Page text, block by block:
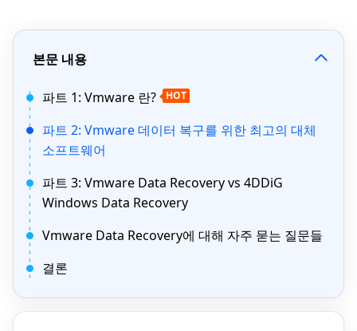
본문 내용
파트 1: Vmware 란? HOT
파트 2: Vmware 데이터 복구를 위한 최고의 대체
소프트웨어
파트 3: Vmware Data Recovery vs 4DDiG
Windows Data Recovery
Vmware Data Recovery에 대해 자주 묻는 질문들
결론